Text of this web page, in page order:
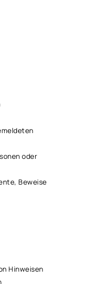
oder
Beweise
Hinweisen